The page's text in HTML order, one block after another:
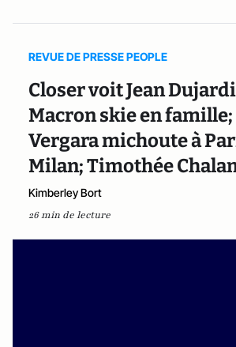
REVUE DE PRESSE PEOPLE
Closer voit Jean
Macron skie en
Vergara michoute à
Milan; Timothée
Kimberley Bort
26 min de lecture